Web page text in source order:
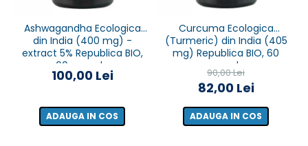
Ashwagandha Ecologica
din India (400 mg) -
extract 5% Republica BIO,
60 capsule
100,00 Lei
ADAUGA IN COS
Curcuma Ecologica
(Turmeric) din India (405
mg) Republica BIO, 60
capsule
90,00 Lei
82,00 Lei
ADAUGA IN COS